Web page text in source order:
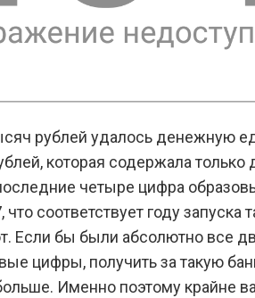
рублей удалось денежную
которая содержала только
четыре цифра
соответствует году запуска
Если бы были абсолютно все
цифры, получить за такую
Именно поэтому крайне